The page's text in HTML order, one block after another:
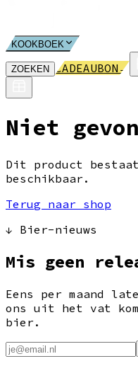
KOOKBOEK
ZOEKEN CADEAUBON →
Niet
Dit product
beschikbaar.
Terug naar shop
↓ Bier-nieuws
Mis geen
Eens per maand
ons uit het vat
bier.